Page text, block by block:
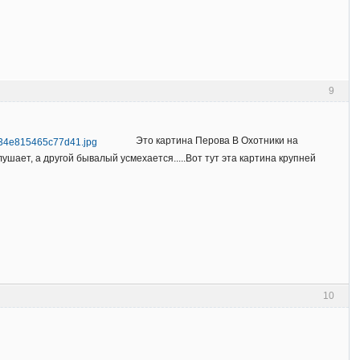
9
Это картина Перова В Охотники на
а другой бывалый усмехается.....Вот тут эта картина крупней
10